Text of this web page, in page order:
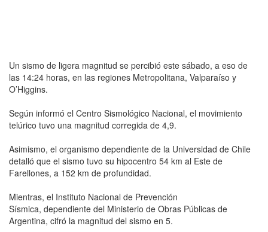
Un sismo de ligera magnitud se percibió este sábado, a eso de
las 14:24 horas, en las regiones Metropolitana, Valparaíso y
O’Higgins.
Según informó el Centro Sismológico Nacional, el movimiento
telúrico tuvo una magnitud corregida de 4,9.
Asimismo, el organismo dependiente de la Universidad de Chile
detalló que el sismo tuvo su hipocentro 54 km al Este de
Farellones, a 152 km de profundidad.
Mientras, el Instituto Nacional de Prevención
Sísmica, dependiente del Ministerio de Obras Públicas de
Argentina, cifró la magnitud del sismo en 5.